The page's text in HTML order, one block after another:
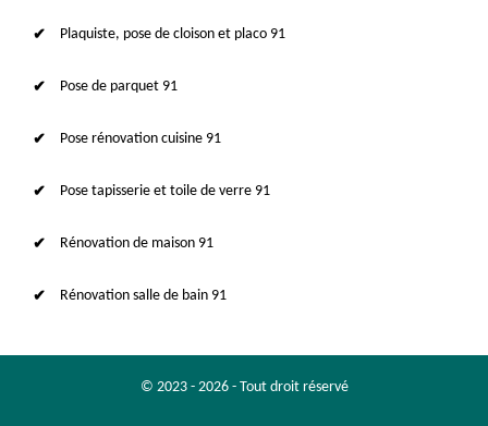
Plaquiste, pose de cloison et placo 91
Pose de parquet 91
Pose rénovation cuisine 91
Pose tapisserie et toile de verre 91
Rénovation de maison 91
Rénovation salle de bain 91
© 2023 - 2026 - Tout droit réservé